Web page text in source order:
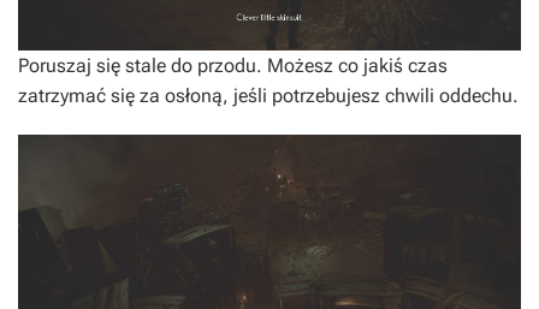
Poruszaj się stale do przodu. Możesz co jakiś czas
zatrzymać się za osłoną, jeśli potrzebujesz chwili oddechu.